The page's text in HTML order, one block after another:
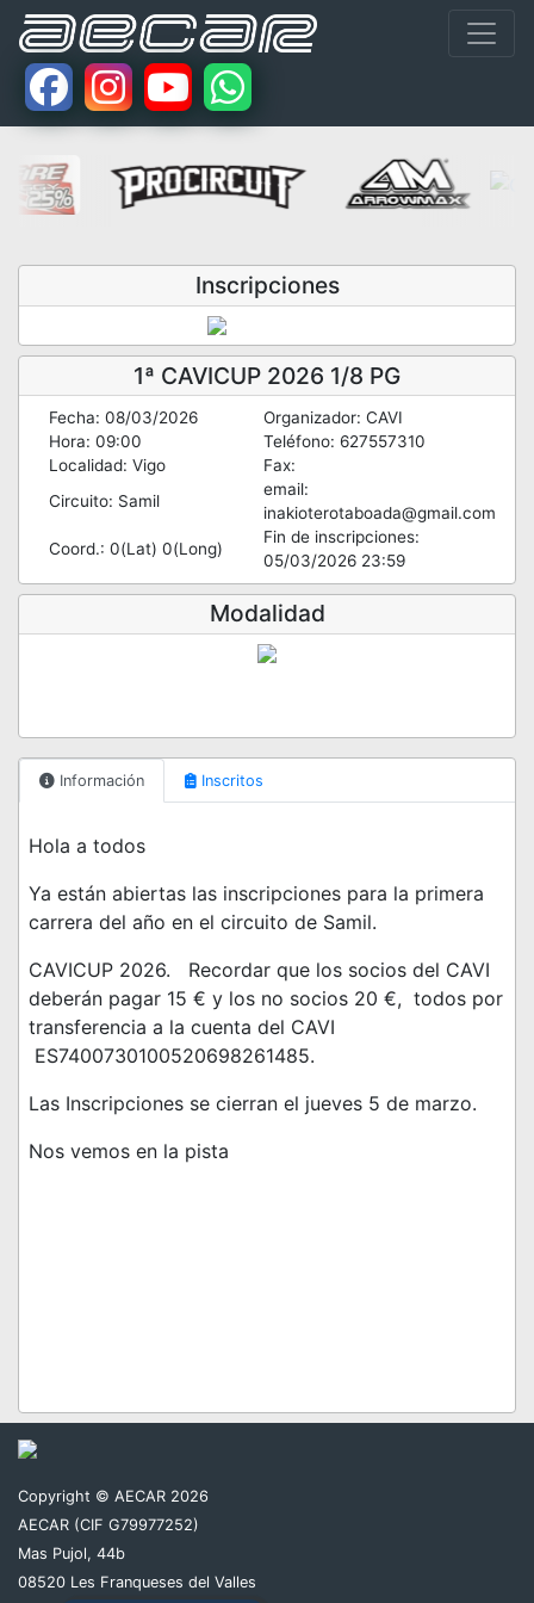
Inscripciones
1ª CAVICUP 2026 1/8 PG
Fecha: 08/03/2026
Organizador: CAVI
Hora: 09:00
Teléfono: 627557310
Localidad: Vigo
Fax:
Circuito: Samil
email:
inakioterotaboada@gmail.com
Coord.: 0(Lat) 0(Long)
Fin de inscripciones:
05/03/2026 23:59
Modalidad
Información Inscritos
Hola a todos
Ya están abiertas las inscripciones para la primera
carrera del año en el circuito de Samil.
CAVICUP 2026. Recordar que los socios del CAVI
deberán pagar 15 € y los no socios 20 €, todos por
transferencia a la cuenta del CAVI
ES7400730100520698261485.
Las Inscripciones se cierran el jueves 5 de marzo.
Nos vemos en la pista
Copyright © AECAR 2026
AECAR (CIF G79977252)
Mas Pujol, 44b
08520 Les Franqueses del Valles